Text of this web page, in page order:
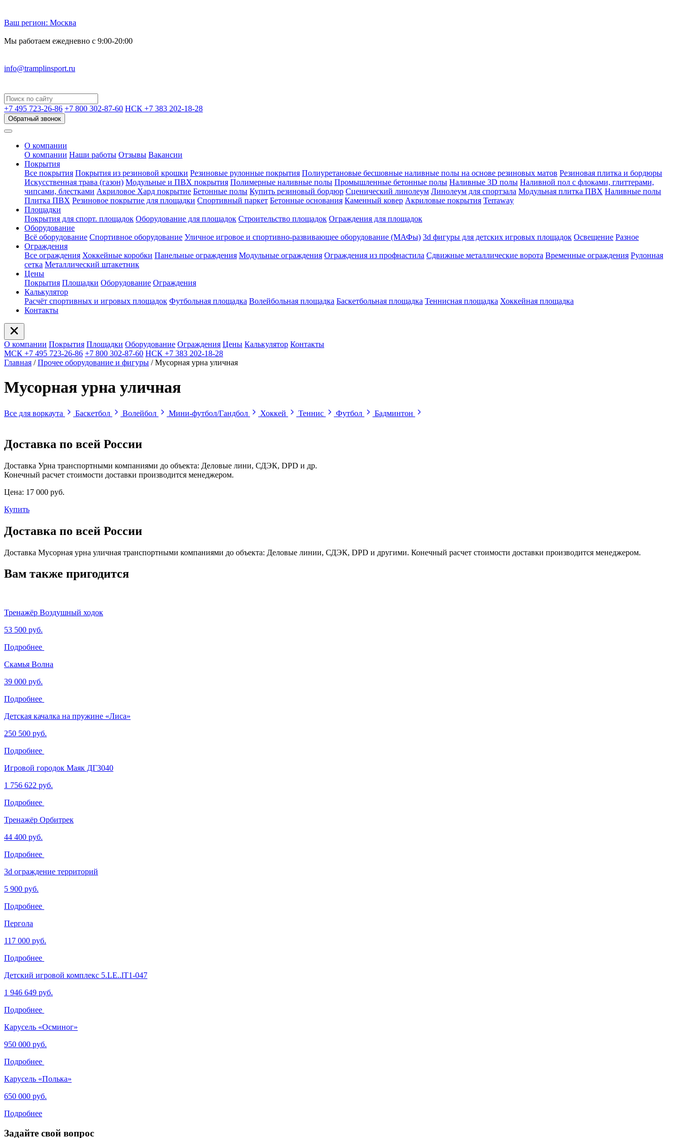
Ваш регион: Москва
Мы работаем ежедневно с 9:00-20:00
info@tramplinsport.ru
+7 495 723-26-86 +7 800 302-87-60 НСК +7 383 202-18-28
Обратный звонок
О компании
О компании Наши работы Отзывы Вакансии
Покрытия
Все покрытия Покрытия из резиновой крошки Резиновые рулонные покрытия Полиуретановые бесшовные наливные полы на основе резиновых матов Резиновая плитка и бордюры
Искусственная трава (газон) Модульные и ПВХ покрытия Полимерные наливные полы Промышленные бетонные полы Наливные 3D полы Наливной пол с флоками, глиттерами,
чипсами, блестками Акриловое Хард покрытие Бетонные полы Купить резиновый бордюр Сценический линолеум Линолеум для спортзала Модульная плитка ПВХ Наливные полы
Плитка ПВХ Резиновое покрытие для площадки Спортивный паркет Бетонные основания Каменный ковер Акриловые покрытия Terraway
Площадки
Покрытия для спорт. площадок Оборудование для площадок Строительство площадок Ограждения для площадок
Оборудование
Всё оборудование Спортивное оборудование Уличное игровое и спортивно-развивающее оборудование (МАФы) 3d фигуры для детских игровых площадок Освещение Разное
Ограждения
Все ограждения Хоккейные коробки Панельные ограждения Модульные ограждения Ограждения из профнастила Сдвижные металлические ворота Временные ограждения Рулонная
сетка Металлический штакетник
Цены
Покрытия Площадки Оборудование Ограждения
Калькулятор
Расчёт спортивных и игровых площадок Футбольная площадка Волейбольная площадка Баскетбольная площадка Теннисная площадка Хоккейная площадка
Контакты
О компании Покрытия Площадки Оборудование Ограждения Цены Калькулятор Контакты
МСК +7 495 723-26-86 +7 800 302-87-60 НСК +7 383 202-18-28
Главная / Прочее оборудование и фигуры / Мусорная урна уличная
Мусорная урна уличная
Все для воркаута Баскетбол Волейбол Мини-футбол/Гандбол Хоккей Теннис Футбол Бадминтон
Доставка по всей России
Доставка Урна транспортными компаниями до объекта: Деловые лини, СДЭК, DPD и др.
Конечный расчет стоимости доставки производится менеджером.
Цена: 17 000 руб.
Купить
Доставка по всей России
Доставка Мусорная урна уличная транспортными компаниями до объекта: Деловые линии, СДЭК, DPD и другими. Конечный расчет стоимости доставки производится менеджером.
Вам также пригодится
Тренажёр Воздушный ходок
53 500 руб.
Подробнее
Скамья Волна
39 000 руб.
Подробнее
Детская качалка на пружине «Лиса»
250 500 руб.
Подробнее
Игровой городок Маяк ДГ3040
1 756 622 руб.
Подробнее
Тренажёр Орбитрек
44 400 руб.
Подробнее
3d ограждение территорий
5 900 руб.
Подробнее
Пергола
117 000 руб.
Подробнее
Детский игровой комплекс 5.LE..lT1-047
1 946 649 руб.
Подробнее
Карусель «Осминог»
950 000 руб.
Подробнее
Карусель «Полька»
650 000 руб.
Подробнее
Задайте свой вопрос